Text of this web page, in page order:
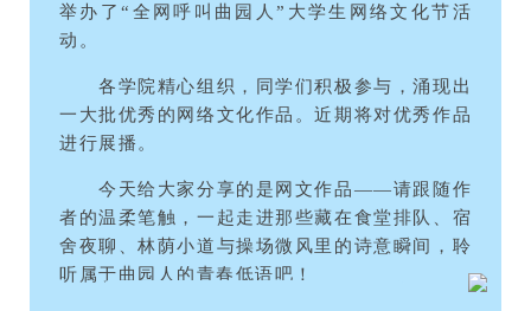
举办了“全网呼叫曲园人”大学生网络文化节活
动。
各学院精心组织，同学们积极参与，涌现出
一大批优秀的网络文化作品。近期将对优秀作品
进行展播。
今天给大家分享的是网文作品——请跟随作
者的温柔笔触，一起走进那些藏在食堂排队、宿
舍夜聊、林荫小道与操场微风里的诗意瞬间，聆
听属于曲园人的青春低语吧！